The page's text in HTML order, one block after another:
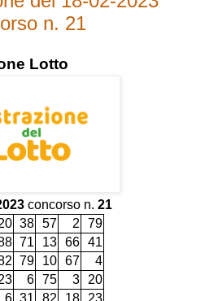
n. 21
Lotto
concorso n. 21
38 57 2
79
71 13 66 41
79 10 67
4
6 75 3
20
6 31 82 18
23